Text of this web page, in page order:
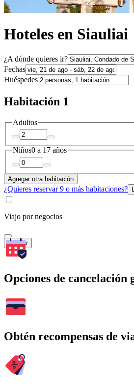
Hoteles en Siauliai
¿A dónde quieres ir?
Fechas
Huéspedes
Habitación 1
Adultos
Niños0 a 17 años
Agregar otra habitación
¿Quieres reservar 9 o más habitaciones?
Viajo por negocios
Buscar
Opciones de cancelación
Obtén recompensas de